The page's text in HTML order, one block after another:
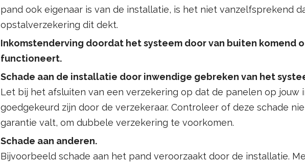
pand ook eigenaar is van de installatie, is het niet vanzelfsprekend
opstalverzekering dit dekt.
Inkomstenderving doordat het systeem door van buiten komend
functioneert.
Schade aan de installatie door inwendige gebreken van het
Let bij het afsluiten van een verzekering op dat de panelen op jouw
goedgekeurd zijn door de verzekeraar. Controleer of deze schade
garantie valt, om dubbele verzekering te voorkomen.
Schade aan anderen.
Bijvoorbeeld schade aan het pand veroorzaakt door de installatie.